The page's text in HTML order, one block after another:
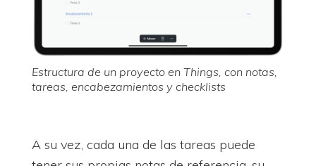
Estructura de un proyecto en Things, con notas,
tareas, encabezamientos y checklists
A su vez, cada una de las tareas puede